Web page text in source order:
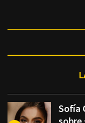
Sofía